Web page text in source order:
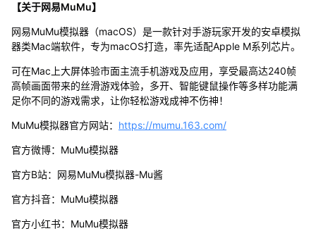
【关于网易MuMu】
网易MuMu模拟器（macOS）是一款针对手游玩家开发的安卓模拟
器类Mac端软件，专为macOS打造，率先适配Apple M系列芯片。
可在Mac上大屏体验市面主流手机游戏及应用，享受最高达240帧
高帧画面带来的丝滑游戏体验，多开、智能键鼠操作等多样功能满
足你不同的游戏需求，让你轻松游戏成神不伤神！
MuMu模拟器官方网站： https://mumu.163.com/
官方微博：MuMu模拟器
官方B站：网易MuMu模拟器-Mu酱
官方抖音：MuMu模拟器
官方小红书：MuMu模拟器